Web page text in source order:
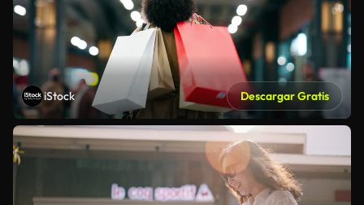
iStock Descargar Gratis